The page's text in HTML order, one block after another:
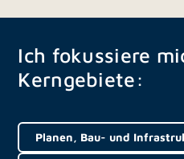
Ich fokussiere
Kerngebiete:
Planen, Bau- und